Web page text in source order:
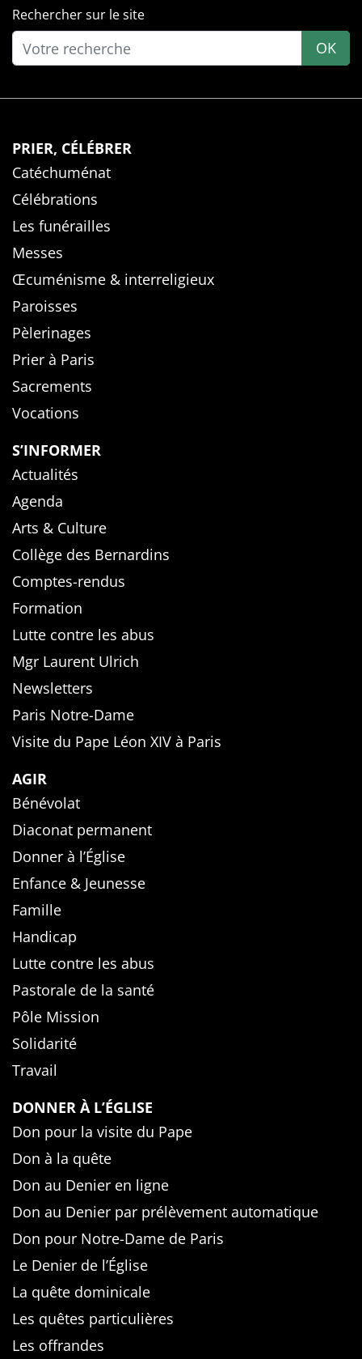
Rechercher sur le site
OK
PRIER, CÉLÉBRER
Catéchuménat
Célébrations
Les funérailles
Messes
Œcuménisme & interreligieux
Paroisses
Pèlerinages
Prier à Paris
Sacrements
Vocations
S’INFORMER
Actualités
Agenda
Arts & Culture
Collège des Bernardins
Comptes-rendus
Formation
Lutte contre les abus
Mgr Laurent Ulrich
Newsletters
Paris Notre-Dame
Visite du Pape Léon XIV à Paris
AGIR
Bénévolat
Diaconat permanent
Donner à l’Église
Enfance & Jeunesse
Famille
Handicap
Lutte contre les abus
Pastorale de la santé
Pôle Mission
Solidarité
Travail
DONNER À L’ÉGLISE
Don pour la visite du Pape
Don à la quête
Don au Denier en ligne
Don au Denier par prélèvement automatique
Don pour Notre-Dame de Paris
Le Denier de l’Église
La quête dominicale
Les quêtes particulières
Les offrandes